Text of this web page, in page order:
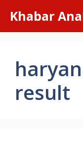
content
Khabar
result